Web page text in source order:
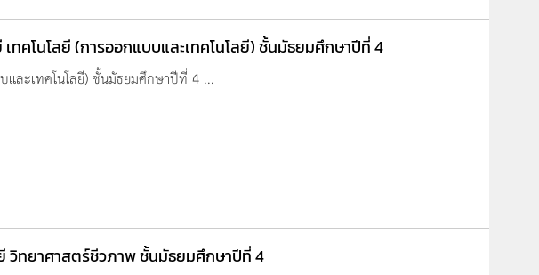
ทคโนโลยี (การออกแบบและเทคโนโลยี) ชั้นมัธยมศึกษาปีที่ 4
และเทคโนโลยี) ชั้นมัธยมศึกษาปีที่ 4 ...
วิทยาศาสตร์ชีวภาพ ชั้นมัธยมศึกษาปีที่ 4